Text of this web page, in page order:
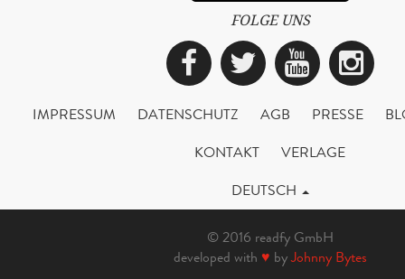
FOLGE UNS
Facebook
Twitter
IMPRESSUM DATENSCHUTZ AGB PRESSE
KONTAKT
VERLAGE
DEUTSCH
© 2016 readfy GmbH
developed with ♥ byJohnny Bytes